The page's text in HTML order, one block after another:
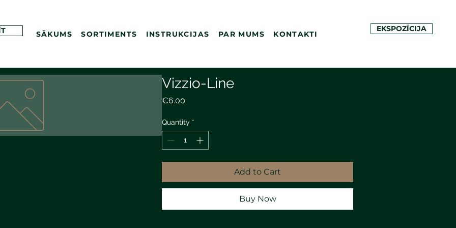
SĀKUMS SORTIMENTS INSTRUKCIJAS PAR MUMS KONTAKTI
EKSPOZĪCIJA
Vizzio-Line
€6.00
Quantity *
Add to Cart
Buy Now